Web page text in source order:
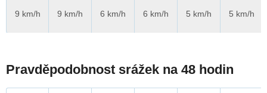
9 km/h
9 km/h
6 km/h
6 km/h
5 km/h
5 km/h
Pravděpodobnost srážek na 48 hodin